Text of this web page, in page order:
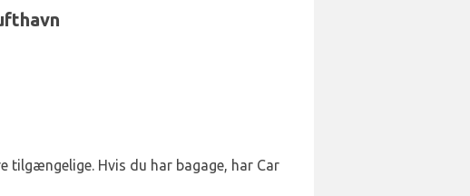
tilgængelige. Hvis du har bagage, har Car